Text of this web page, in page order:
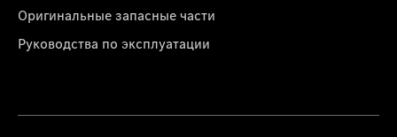
Оригинальные запасные части
Руководства по эксплуатации